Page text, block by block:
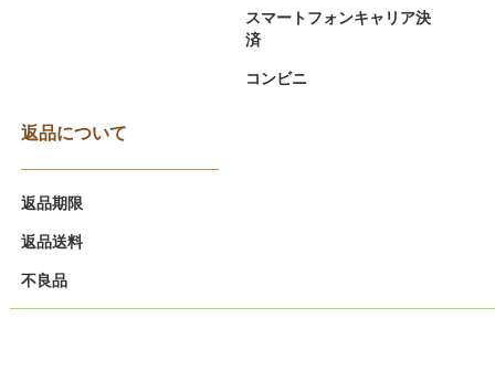
スマートフォンキャリア決
済
コンビニ
返品について
返品期限
返品送料
不良品